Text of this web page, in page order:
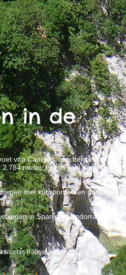
in de
van Canigou, een berg in de
meter. Er zijn veel paden vanaf
met kuuroorden en natuurlijke
in Spanje en Andorra.
Nicolas Rousson